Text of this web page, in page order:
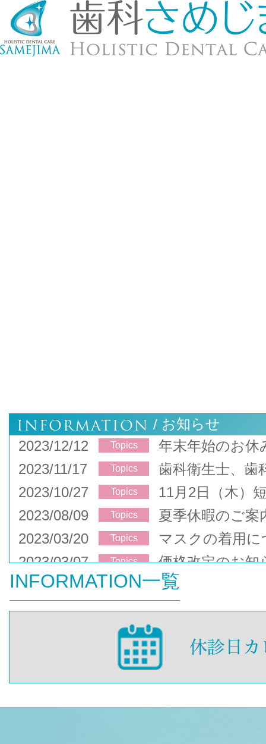
INFORMATION / お知らせ
2023/12/12
Topics
年末年始のお休
2023/11/17
Topics
歯科衛生士、歯
2023/10/27
Topics
11月2日（木）
2023/08/09
Topics
夏季休暇のご案
2023/03/20
Topics
マスクの着用に
2023/03/07
Topics 価格改定のお知
INFORMATION一覧